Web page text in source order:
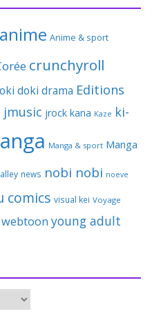
anime Anime & sport
crunchyroll
doki drama Editions
jmusic jrock kana Kaze ki-
Manga & sport Manga
news nobi nobi noeve
comics visual kei Voyage
webtoon young adult